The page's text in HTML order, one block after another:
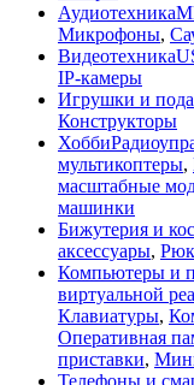
Аудиотехника
Микрофоны,
Видеотехника
IP-камеры
Игрушки и
Конструкторы
Хобби
мультикоптеры,
масштабные
машинки
Бижутерия и
аксессуары,
Компьютеры и
виртуальной
Клавиатуры,
Оперативная
приставки,
Телефоны и